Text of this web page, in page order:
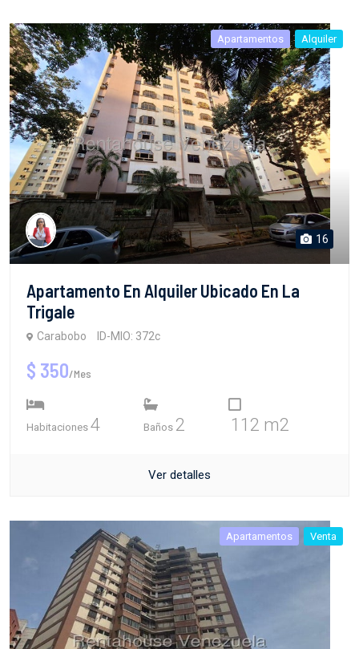
Apartamentos Alquiler
16
Apartamento En Alquiler Ubicado En La
Trigale
Carabobo ID-MIO: 372c
$ 350/Mes
Habitaciones 4 Baños 2 112 m2
Ver detalles
Apartamentos Venta